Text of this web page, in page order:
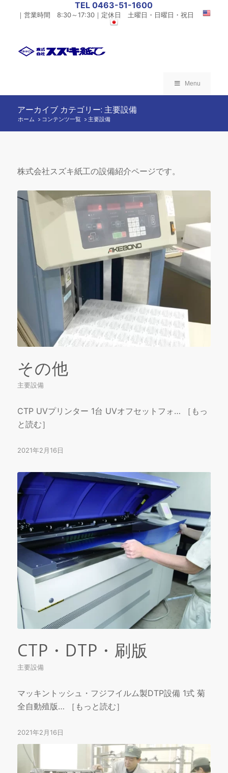
TEL 0463-51-1600
｜営業時間 8:30～17:30｜定休日 土曜日・日曜日・祝日
Menu
アーカイブ カテゴリー: 主要設備
ホーム /
コンテンツ一覧 /
主要設備
株式会社スズキ紙工の設備紹介ページです。
その他
主要設備
CTP UVプリンター 1台 UVオフセットフォ… ［もっ
と読む］
2021年2月16日
CTP・DTP・刷版
主要設備
マッキントッシュ・フジフイルム製DTP設備 1式 菊
全自動殖版… ［もっと読む］
2021年2月16日